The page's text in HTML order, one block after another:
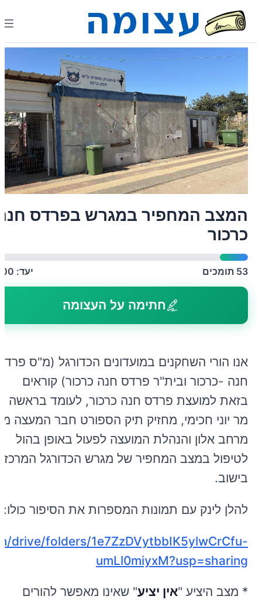
המצב המחפיר במגרש בפרדס
כרכור
53 תומכים יעד:
חתימה על העצומה
אנו הורי השחקנים במועדונים הכדורגל (מ"ס
חנה -כרכור ובית"ר פרדס חנה כרכור) קוראים
בזאת למועצת פרדס חנה כרכור, לעומד בראשה
מר יוני חכימי, מחזיק תיק הספורט חבר המעצה
מרחב אלון והנהלת המועצה לפעול באופן בהול
לטיפול במצב המחפיר של מגרש הכדורגל המרכזי
בישוב.
להלן לינק עם תמונות המספרות את הסיפור כולו:
drive/folders/1e7ZzDVytbbIK5ylwCrCfu-
umLl0miyxM?usp=sharing
* מצב היציע "אין יציע" שאינו מאפשר להורים